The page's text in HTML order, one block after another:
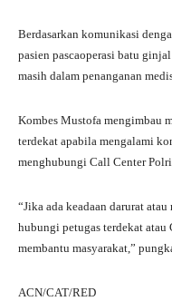
Berdasarkan komunikasi
pasien pascaoperasi batu
masih dalam penanganan
Kombes Mustofa mengimbau
terdekat apabila mengalami
menghubungi Call Center
“Jika ada keadaan darurat
hubungi petugas terdekat
membantu masyarakat,”
ACN/CAT/RED